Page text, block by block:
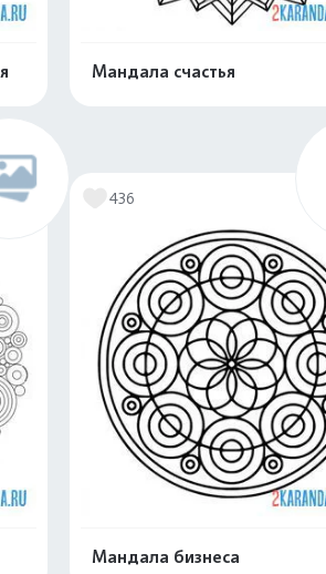
Мандала счастья
436
Мандала бизнеса